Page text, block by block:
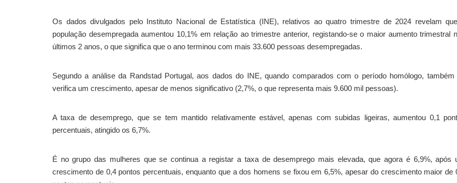
Os dados divulgados pelo Instituto Nacional de Estatística (INE), relativos ao quatro trimestre de 2024 revelam
população desempregada aumentou 10,1% em relação ao trimestre anterior, registando-se o maior aumento trimestral
últimos 2 anos, o que significa que o ano terminou com mais 33.600 pessoas desempregadas.
Segundo a análise da Randstad Portugal, aos dados do INE, quando comparados com o período homólogo, também
verifica um crescimento, apesar de menos significativo (2,7%, o que representa mais 9.600 mil pessoas).
A taxa de desemprego, que se tem mantido relativamente estável, apenas com subidas ligeiras, aumentou 0,1
percentuais, atingido os 6,7%.
É no grupo das mulheres que se continua a registar a taxa de desemprego mais elevada, que agora é 6,9%, após
crescimento de 0,4 pontos percentuais, enquanto que a dos homens se fixou em 6,5%, apesar do crescimento maior de